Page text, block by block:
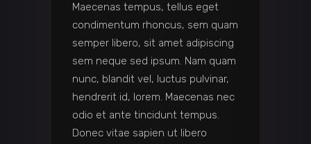
Maecenas tempus, tellus eget
condimentum rhoncus, sem quam
semper libero, sit amet adipiscing
sem neque sed ipsum. Nam quam
nunc, blandit vel, luctus pulvinar,
hendrerit id, lorem. Maecenas nec
odio et ante tincidunt tempus.
Donec vitae sapien ut libero